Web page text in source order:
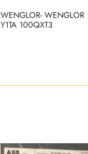
WENGLOR- WENGLOR
Y1TA 100QXT3